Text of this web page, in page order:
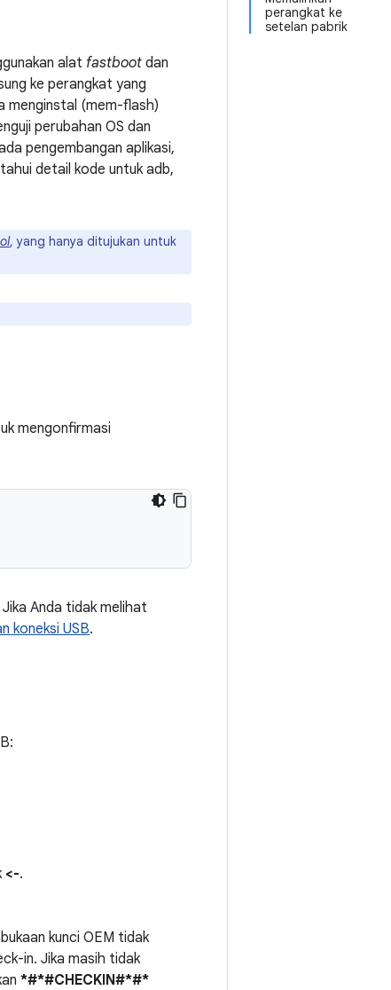
perangkat ke
setelan pabrik
alat fastboot dan
ke perangkat yang
menginstal (mem-flash)
perubahan OS dan
pengembangan aplikasi,
detail kode untuk adb,
, yang hanya ditujukan untuk
mengonfirmasi
Anda tidak melihat
koneksi USB.
<-.
kunci OEM tidak
in. Jika masih tidak
*#*#CHECKIN#*#*